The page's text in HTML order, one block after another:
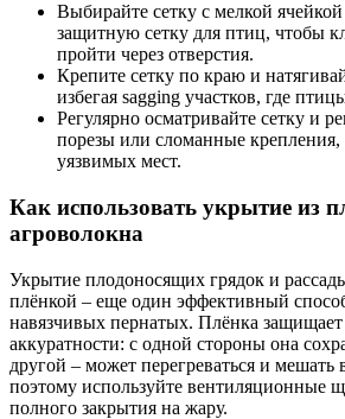
Выбирайте сетку с мелкой
защитную сетку для птиц, чтобы
пройти через отверстия.
Крепите сетку по краю и
избегая sagging участков, где
Регулярно осматривайте сетку и
порезы или сломанные крепления,
уязвимых мест.
Как использовать укрытие из
агроволокна
Укрытие плодоносящих грядок и
плёнкой – еще один эффективный
навязчивых пернатых. Плёнка защищает
аккуратности: с одной стороны она
другой – может перегреваться и мешать
поэтому используйте вентиляционные
полного закрытия на жару.